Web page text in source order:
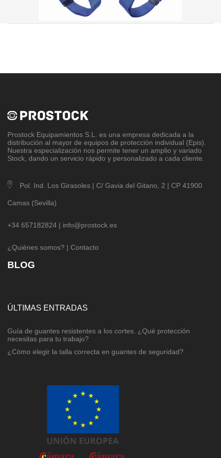
Prostock Equipamientos S.L
. es una empresa dedicada a la
distribución al mayor de equipos de protección individual (Epis).
Nuestra especialización nos permite tener un amplio y variado
Stock, dando un servicio rápido y personalizado a cada cliente.
Pol. Ind. Los Girasoles | C/ Gavia del Gitano, 2 | CP 41900
Camas (Sevilla)
+34 657182824 | info@prostock.es
¿Quiénes somos? | Contacto
BLOG
ÚLTIMAS ENTRADAS
Guía de guantes resistentes a los cortes. ¿Qué protección
necesitas para tu trabajo?
¿Cómo elegir la talla correcta en guantes de seguridad?